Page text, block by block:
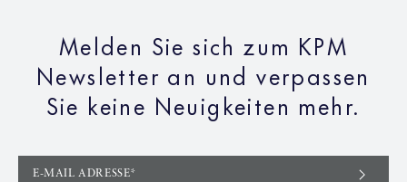
Melden Sie sich zum KPM
Newsletter an und verpassen
Sie keine Neuigkeiten mehr.
E-MAIL ADRESSE*